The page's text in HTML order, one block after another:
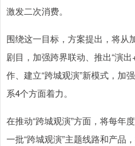
激发二次消费。
围绕这一目标，方案提出，将从
剧目，加强跨界联动、推出“演
作、建立“跨城观演”新模式，加
系4个方面着力。
在推动“跨城观演”方面，将每年
一批“跨城观演”主题线路和产品